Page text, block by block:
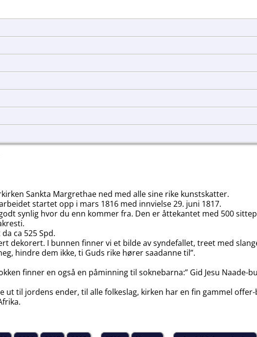
Sankta Margrethae ned med alle sine rike kunstskatter.
startet opp i mars 1816 med innvielse 29. juni 1817.
synlig hvor du enn kommer fra. Den er åttekantet med 500
ca 525 Spd.
dekorert. I bunnen finner vi et bilde av syndefallet, treet med
hindre dem ikke, ti Guds rike hører saadanne til”.
finner en også en påminning til soknebarna:” Gid Jesu Naade-
ut til jordens ender, til alle folkeslag, kirken har en fin gammel